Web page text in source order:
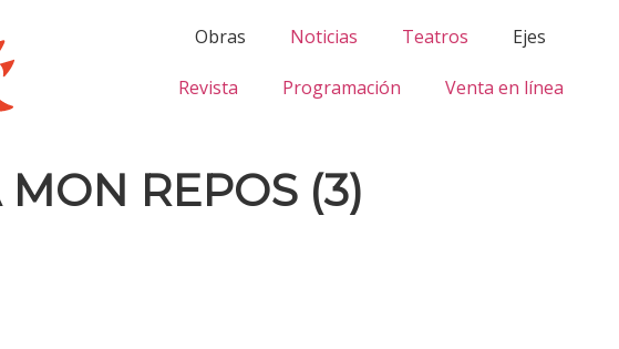
Obras Noticias Teatros Ejes
Revista Programación Venta en línea
REPOS (3)